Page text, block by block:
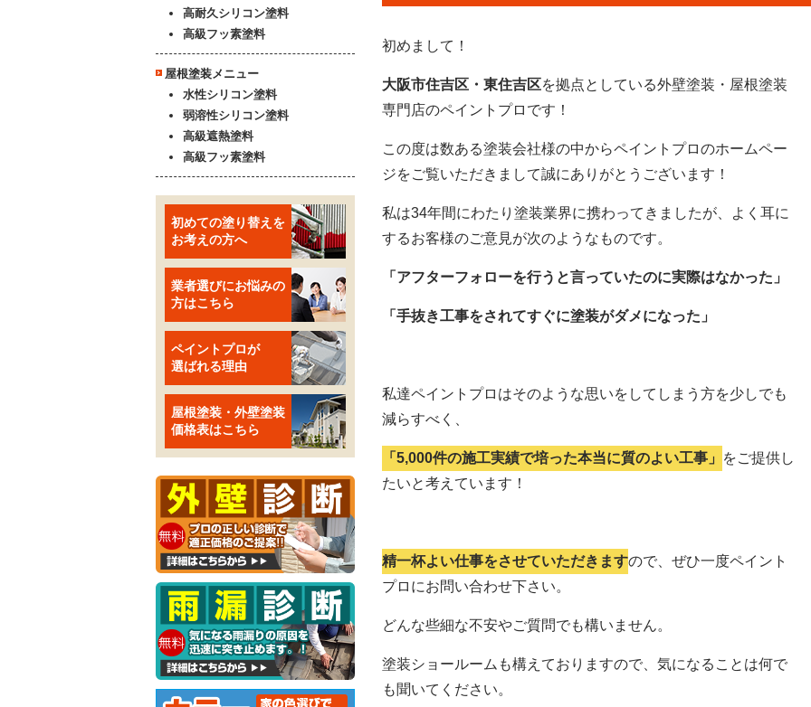
初めまして！
大阪市住吉区・東住吉区を拠点としている外壁塗装・屋根塗装
専門店のペイントプロです！
この度は数ある塗装会社様の中からペイントプロのホームペー
ジをご覧いただきまして誠にありがとうございます！
私は34年間にわたり塗装業界に携わってきましたが、よく耳に
するお客様のご意見が次のようなものです。
「アフターフォローを行うと言っていたのに実際はなかった」
「手抜き工事をされてすぐに塗装がダメになった」
私達ペイントプロはそのような思いをしてしまう方を少しでも
減らすべく、
「5,000件の施工実績で培った本当に質のよい工事」
をご提供し
たいと考えています！
精一杯よい仕事をさせていただきますので、ぜひ一度ペイント
プロにお問い合わせ下さい。
どんな些細な不安やご質問でも構いません。
塗装ショールームも構えておりますので、気になることは何で
も聞いてください。
高耐久シリコン塗料
高級フッ素塗料
屋根塗装メニュー
水性シリコン塗料
弱溶性シリコン塗料
高級遮熱塗料
高級フッ素塗料
初めての塗り替えを
お考えの方へ
業者選びにお悩みの
方はこちら
ペイントプロが
選ばれる理由
屋根塗装・外壁塗装
価格表はこちら